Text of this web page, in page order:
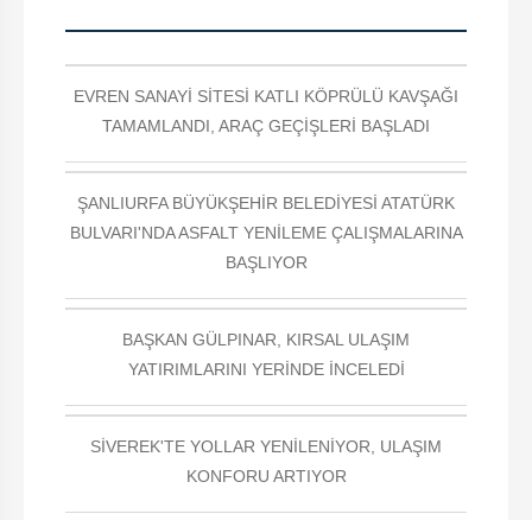
EVREN SANAYİ SİTESİ KATLI KÖPRÜLÜ KAVŞAĞI
TAMAMLANDI, ARAÇ GEÇİŞLERİ BAŞLADI
ŞANLIURFA BÜYÜKŞEHİR BELEDİYESİ ATATÜRK
BULVARI'NDA ASFALT YENİLEME ÇALIŞMALARINA
BAŞLIYOR
BAŞKAN GÜLPINAR, KIRSAL ULAŞIM
YATIRIMLARINI YERİNDE İNCELEDİ
SİVEREK'TE YOLLAR YENİLENİYOR, ULAŞIM
KONFORU ARTIYOR